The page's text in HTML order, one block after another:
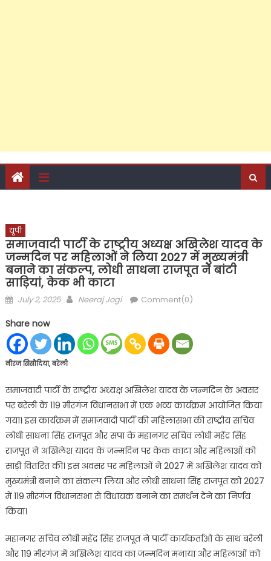
यूपी
समाजवादी पार्टी के राष्ट्रीय अध्यक्ष अखिलेश यादव के
जन्मदिन पर महिलाओं ने लिया 2027 में मुख्यमंत्री
बनाने का संकल्प, लोधी साधना राजपूत ने बांटी
साड़ियां, केक भी काटा
Posted
July 2, 2025 Author
Neeraj Jogi Comment(0)
Share now
नीरज सिसौदिया, बरेली
समाजवादी पार्टी के राष्ट्रीय अध्यक्ष अखिलेश यादव के जन्मदिन के अवसर
पर बरेली के 119 मीरगंज विधानसभा में एक भव्य कार्यक्रम आयोजित किया
गया। इस कार्यक्रम में समाजवादी पार्टी की महिलासभा की राष्ट्रीय सचिव
लोधी साधना सिंह राजपूत और सपा के महानगर सचिव लोधी महेंद्र सिंह
राजपूत ने अखिलेश यादव के जन्मदिन पर केक काटा और महिलाओं को
साड़ी वितरित की। इस अवसर पर महिलाओं ने 2027 में अखिलेश यादव को
मुख्यमंत्री बनाने का संकल्प लिया और लोधी साधना सिंह राजपूत को 2027
में 119 मीरगंज विधानसभा से विधायक बनाने का समर्थन देने का निर्णय
किया।
महानगर सचिव लोधी महेंद्र सिंह राजपूत ने पार्टी कार्यकर्ताओं के साथ बरेली
और 119 मीरगंज में अखिलेश यादव का जन्मदिन मनाया और महिलाओं को